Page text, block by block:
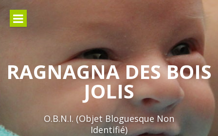
contenu
RAGNAGNA DES BOIS
JOLIS
O.B.N.I. (Objet Bloguesque Non
Identifié)